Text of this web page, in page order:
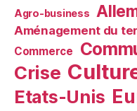
Agro-business
Aménagement du
Commerce
Crise
Etats-Unis